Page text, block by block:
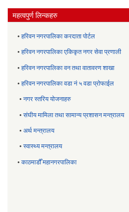
महत्वपुर्ण लिन्कहरु
•हरिवन नगरपालिका करदाता पोर्टल
•हरिवन नगरपालिका एकिकृत नगर सेवा प्रणाली
•हरिवन नगरपालिका वन तथा वातावरण शाखा
•हरिवन नगरपालिका वडा नं ५ वडा प्रोफाईल
•नगर स्तरिय याेजनाहरु
•संघीय मामिला तथा सामान्य प्रशासन मन्त्रालय
• अर्थ मन्त्रालय
•स्वास्थ्य मन्त्रालय
•काठमाडौँ महानगरपालिका